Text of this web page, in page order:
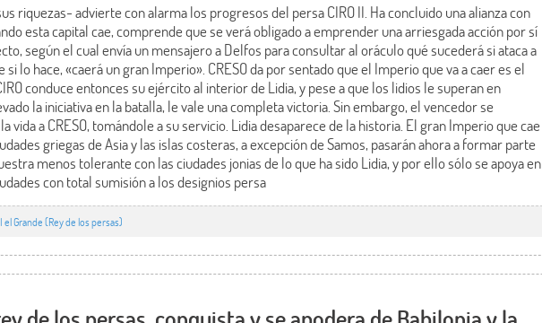
riquezas- advierte con alarma los progresos del persa CIRO II. Ha concluido una alianza con
esta capital cae, comprende que se verá obligado a emprender una arriesgada acción por sí
según el cual envía un mensajero a Delfos para consultar al oráculo qué sucederá si ataca a
si lo hace, «caerá un gran Imperio». CRESO da por sentado que el Imperio que va a caer es el
conduce entonces su ejército al interior de Lidia, y pese a que los lidios le superan en
la iniciativa en la batalla, le vale una completa victoria. Sin embargo, el vencedor se
vida a CRESO, tomándole a su servicio. Lidia desaparece de la historia. El gran Imperio que cae
griegas de Asia y las islas costeras, a excepción de Samos, pasarán ahora a formar parte
menos tolerante con las ciudades jonias de lo que ha sido Lidia, y por ello sólo se apoya en
con total sumisión a los designios persa
el Grande (Rey de los persas)